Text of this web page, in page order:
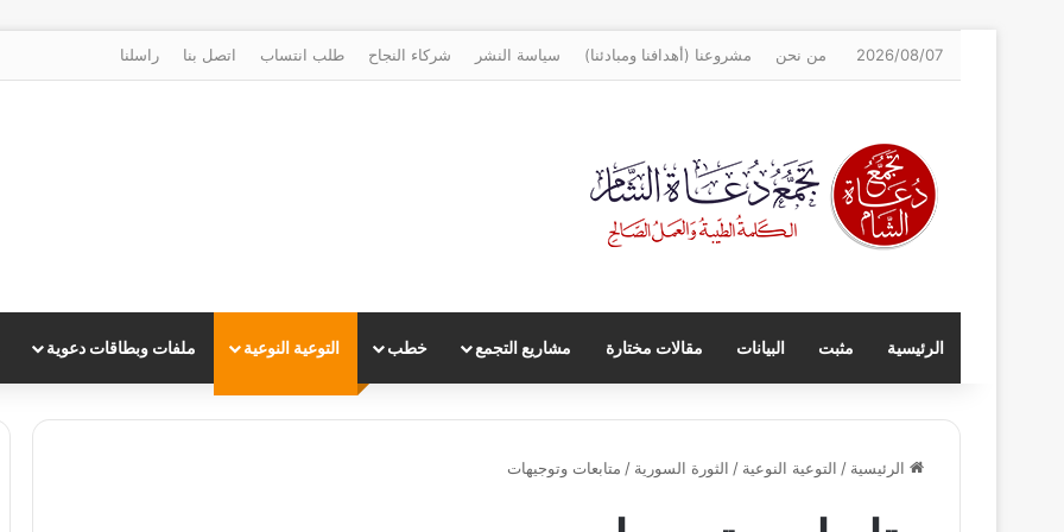
2026/08/07 من نحن مشروعنا (أهدافنا ومبادئنا) سياسة النشر شركاء النجاح طلب انتساب اتصل بنا راسلنا
الرئيسية مثبت البيانات مقالات مختارة مشاريع التجمع خطب التوعية النوعية ملفات وبطاقات دعوية
الرئيسية / التوعية النوعية / الثورة السورية / متابعات وتوجيهات